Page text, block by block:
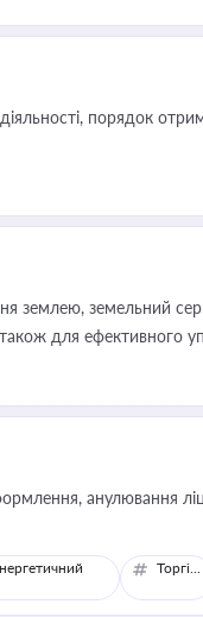
суб'єктів оціночної
порядок
землею, земельний
для ефективного
анулювання
Торгівля